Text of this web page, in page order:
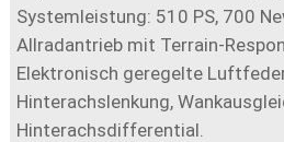
Systemleistung: 510 PS, 700
Allradantrieb mit Terrain-
Elektronisch geregelte
Hinterachslenkung,
Hinterachsdifferential.